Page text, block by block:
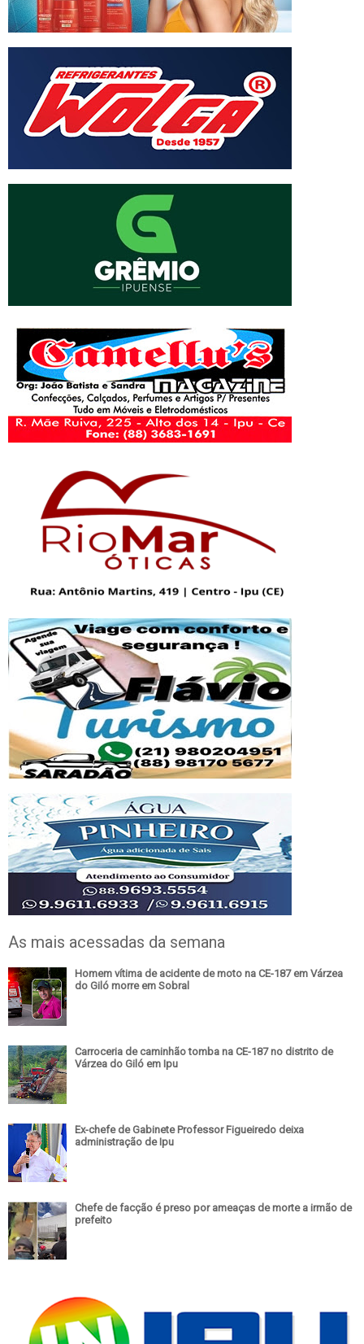
As mais acessadas da semana
Homem vítima de acidente de moto na CE-187 em Várzea
do Giló morre em Sobral
Carroceria de caminhão tomba na CE-187 no distrito de
Várzea do Giló em Ipu
Ex-chefe de Gabinete Professor Figueiredo deixa
administração de Ipu
Chefe de facção é preso por ameaças de morte a irmão de
prefeito